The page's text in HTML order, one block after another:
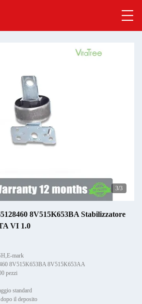
3/3
8V515K653BA Stabilizzatore
VI 1.0
mark
8V515K653BA 8V515K653AA
pezzi
standard
il deposito